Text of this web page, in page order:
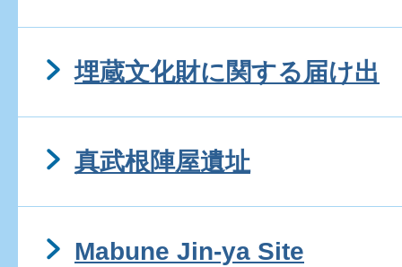
埋蔵文化財に関する届け出
真武根陣屋遺址
Mabune Jin-ya Site